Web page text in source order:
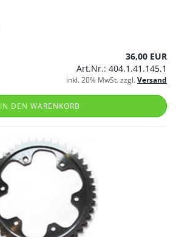
36,00 EUR
Art.Nr.: 404.1.41.145.1
inkl. 20% MwSt. zzgl.Versand
IN DEN WARENKORB